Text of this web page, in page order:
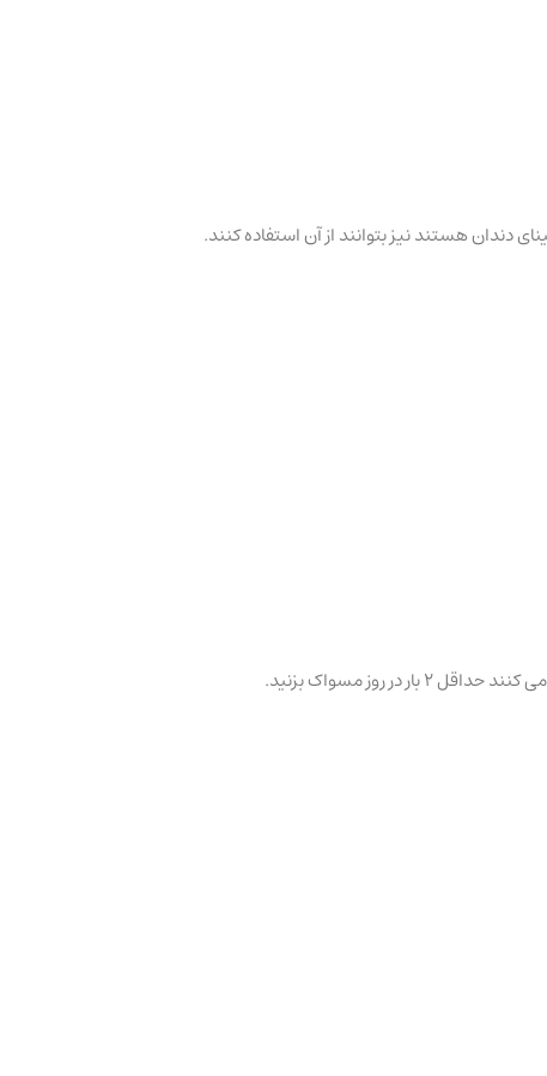
دندان هستند نیز بتوانند از آن استفاده کنند.